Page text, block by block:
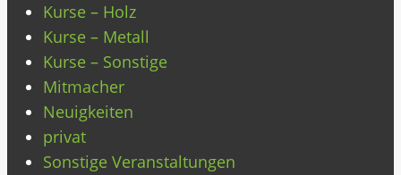
Kurse – Holz
Kurse – Metall
Kurse – Sonstige
Mitmacher
Neuigkeiten
privat
Sonstige Veranstaltungen